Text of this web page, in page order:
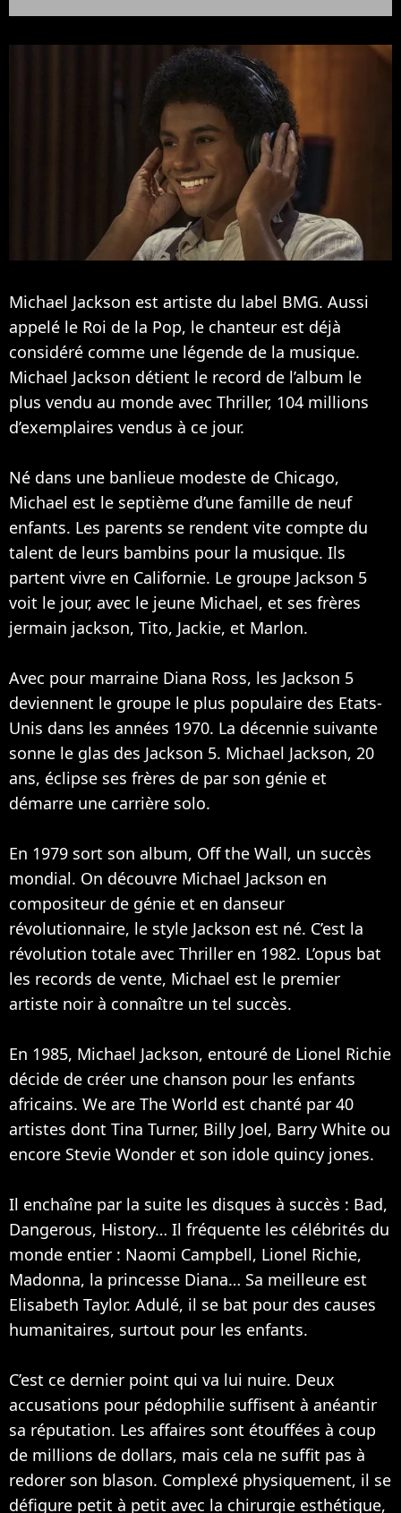
Michael Jackson est artiste du label BMG. Aussi
appelé le Roi de la Pop, le chanteur est déjà
considéré comme une légende de la musique.
Michael Jackson détient le record de l’album le
plus vendu au monde avec Thriller, 104 millions
d’exemplaires vendus à ce jour.
Né dans une banlieue modeste de Chicago,
Michael est le septième d’une famille de neuf
enfants. Les parents se rendent vite compte du
talent de leurs bambins pour la musique. Ils
partent vivre en Californie. Le groupe Jackson 5
voit le jour, avec le jeune Michael, et ses frères
jermain jackson, Tito, Jackie, et Marlon.
Avec pour marraine Diana Ross, les Jackson 5
deviennent le groupe le plus populaire des Etats-
Unis dans les années 1970. La décennie suivante
sonne le glas des Jackson 5. Michael Jackson, 20
ans, éclipse ses frères de par son génie et
démarre une carrière solo.
En 1979 sort son album, Off the Wall, un succès
mondial. On découvre Michael Jackson en
compositeur de génie et en danseur
révolutionnaire, le style Jackson est né. C’est la
révolution totale avec Thriller en 1982. L’opus bat
les records de vente, Michael est le premier
artiste noir à connaître un tel succès.
En 1985, Michael Jackson, entouré de Lionel Richie
décide de créer une chanson pour les enfants
africains. We are The World est chanté par 40
artistes dont Tina Turner, Billy Joel, Barry White ou
encore Stevie Wonder et son idole quincy jones.
Il enchaîne par la suite les disques à succès : Bad,
Dangerous, History… Il fréquente les célébrités du
monde entier : Naomi Campbell, Lionel Richie,
Madonna, la princesse Diana… Sa meilleure est
Elisabeth Taylor. Adulé, il se bat pour des causes
humanitaires, surtout pour les enfants.
C’est ce dernier point qui va lui nuire. Deux
accusations pour pédophilie suffisent à anéantir
sa réputation. Les affaires sont étouffées à coup
de millions de dollars, mais cela ne suffit pas à
redorer son blason. Complexé physiquement, il se
défigure petit à petit avec la chirurgie esthétique,